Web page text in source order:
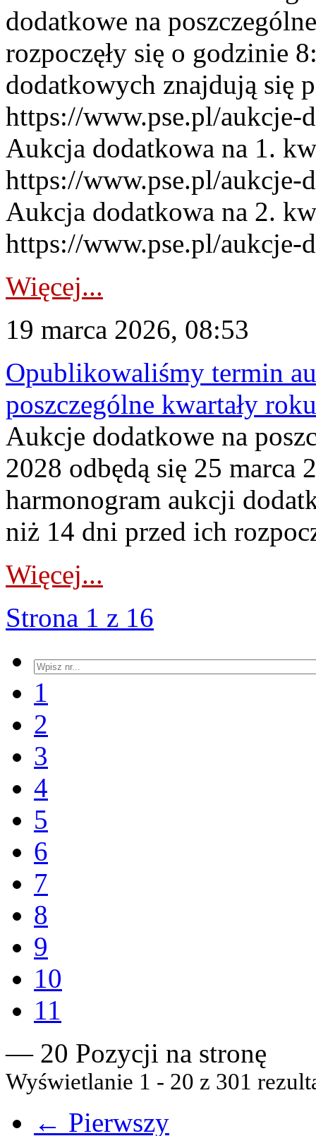
dodatkowe na
rozpoczęły się o godzinie
dodatkowych znajdują się
https://www.pse.pl/
Aukcja dodatkowa na 1.
https://www.pse.pl/
Aukcja dodatkowa na 2.
https://www.pse.pl/aukcje-
Więcej...
19 marca 2026, 08:53
Opublikowaliśmy termin
poszczególne kwartały
Aukcje dodatkowe na
2028 odbędą się 25 marca
harmonogram aukcji
niż 14 dni przed ich
Więcej...
Strona 1 z 16
1
2
3
4
5
6
7
8
9
10
11
— 20 Pozycji na stronę
Wyświetlanie 1 - 20 z 301
← Pierwszy